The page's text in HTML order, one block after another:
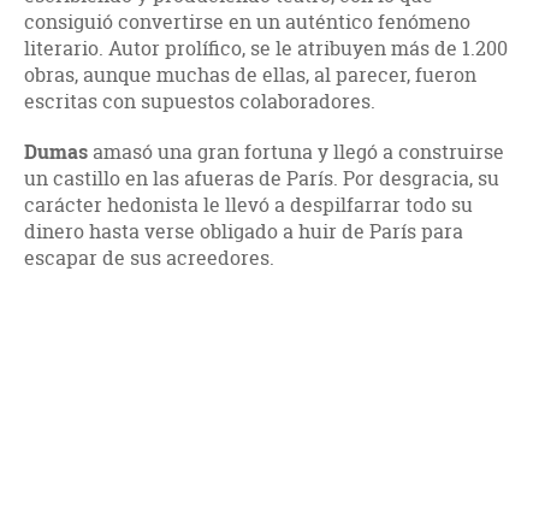
consiguió convertirse en un auténtico fenómeno
literario. Autor prolífico, se le atribuyen más de 1.200
obras, aunque muchas de ellas, al parecer, fueron
escritas con supuestos colaboradores.
Dumas amasó una gran fortuna y llegó a construirse
un castillo en las afueras de París. Por desgracia, su
carácter hedonista le llevó a despilfarrar todo su
dinero hasta verse obligado a huir de París para
escapar de sus acreedores.